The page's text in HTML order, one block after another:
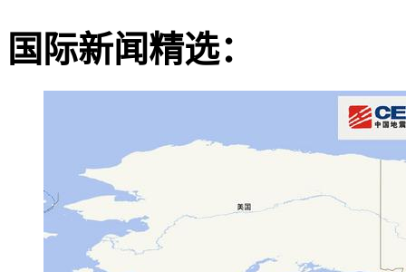
国际新闻精选：